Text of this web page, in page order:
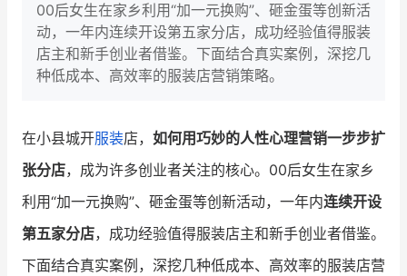
智库 产品场景库
产品更新动态 帮助中心
品牌消费观
新零售资讯
培训课程
00后女生在家乡利用“加一元换购”、砸金蛋等创新活
动，一年内连续开设第五家分店，成功经验值得服装
店主和新手创业者借鉴。下面结合真实案例，深挖几
种低成本、高效率的服装店营销策略。
在小县城开服装店， 如何用巧妙的人性心理营销一步步扩
张分店，成为许多创业者关注的核心。00后女生在家乡
利用“加一元换购”、砸金蛋等创新活动，一年内连续开设
第五家分店，成功经验值得服装店主和新手创业者借鉴。
下面结合真实案例，深挖几种低成本、高效率的服装店营